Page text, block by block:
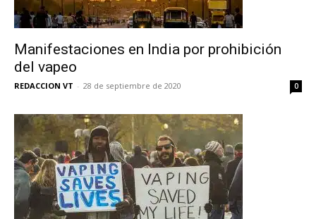
Manifestaciones en India por prohibición
del vapeo
REDACCION VT - 28 de septiembre de 2020 0